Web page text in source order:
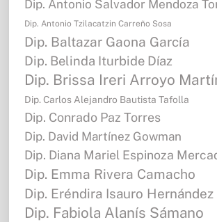
Dip. Antonio Salvador Mendoza
Dip. Antonio Tzilacatzin Carreño Sosa
Dip. Baltazar Gaona García
Dip. Belinda Iturbide Díaz
Dip. Brissa Ireri Arroyo
Dip. Carlos Alejandro Bautista Tafolla
Dip. Conrado Paz Torres
Dip. David Martínez Gowman
Dip. Diana Mariel Espinoza
Dip. Emma Rivera Camacho
Dip. Eréndira Isauro Hernández
Dip. Fabiola Alanís Sámano